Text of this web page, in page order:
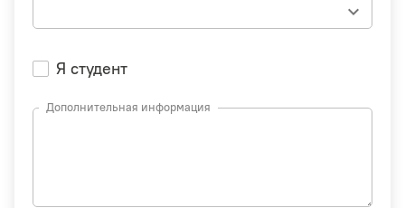
keyboard_arrow_down
Я студент
Дополнительная информация